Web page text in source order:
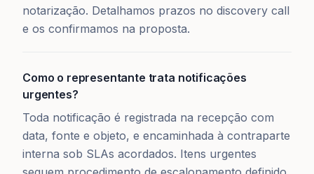
notarização. Detalhamos prazos no discovery call
e os confirmamos na proposta.
Como o representante trata notificações
urgentes?
Toda notificação é registrada na recepção com
data, fonte e objeto, e encaminhada à contraparte
interna sob SLAs acordados. Itens urgentes